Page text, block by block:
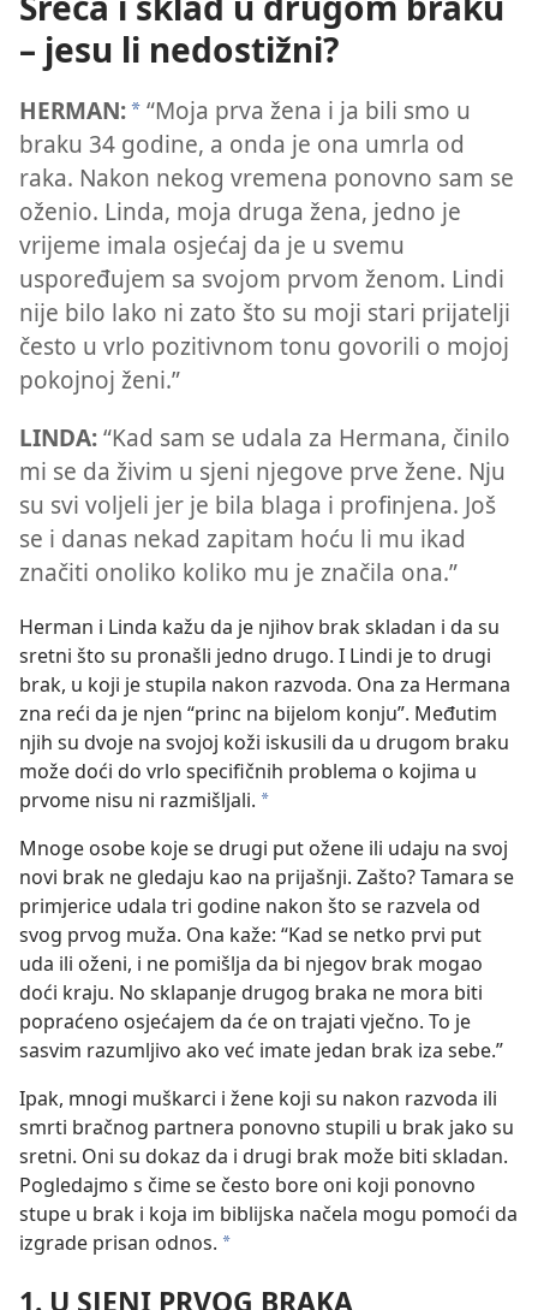
– jesu li nedostižni?
HERMAN:* “Moja prva žena i ja bili smo u
braku 34 godine, a onda je ona umrla od
raka. Nakon nekog vremena ponovno sam se
oženio. Linda, moja druga žena, jedno je
vrijeme imala osjećaj da je u svemu
uspoređujem sa svojom prvom ženom. Lindi
nije bilo lako ni zato što su moji stari prijatelji
često u vrlo pozitivnom tonu govorili o mojoj
pokojnoj ženi.”
LINDA:“Kad sam se udala za Hermana, činilo
mi se da živim u sjeni njegove prve žene. Nju
su svi voljeli jer je bila blaga i profinjena. Još
se i danas nekad zapitam hoću li mu ikad
značiti onoliko koliko mu je značila ona.”
Herman i Linda kažu da je njihov brak skladan i da su
sretni što su pronašli jedno drugo. I Lindi je to drugi
brak, u koji je stupila nakon razvoda. Ona za Hermana
zna reći da je njen “princ na bijelom konju”. Međutim
njih su dvoje na svojoj koži iskusili da u drugom braku
može doći do vrlo specifičnih problema o kojima u
prvome nisu ni razmišljali. *
Mnoge osobe koje se drugi put ožene ili udaju na svoj
novi brak ne gledaju kao na prijašnji. Zašto? Tamara se
primjerice udala tri godine nakon što se razvela od
svog prvog muža. Ona kaže: “Kad se netko prvi put
uda ili oženi, i ne pomišlja da bi njegov brak mogao
doći kraju. No sklapanje drugog braka ne mora biti
popraćeno osjećajem da će on trajati vječno. To je
sasvim razumljivo ako već imate jedan brak iza sebe.”
Ipak, mnogi muškarci i žene koji su nakon razvoda ili
smrti bračnog partnera ponovno stupili u brak jako su
sretni. Oni su dokaz da i drugi brak može biti skladan.
Pogledajmo s čime se često bore oni koji ponovno
stupe u brak i koja im biblijska načela mogu pomoći da
izgrade prisan odnos. *
1. U SJENI PRVOG BRAKA